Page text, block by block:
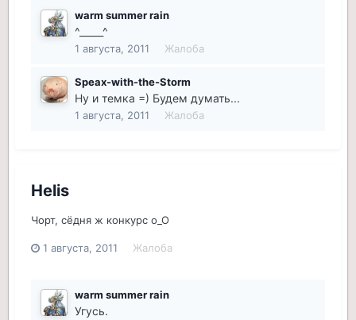
warm summer rain
^_____^
1 августа, 2011 Жалоба
Speax-with-the-Storm
Ну и темка =) Будем думать...
1 августа, 2011 Жалоба
Helis
Чорт, сёдня ж конкурс о_О
1 августа, 2011 Жалоба
warm summer rain
Угусь.